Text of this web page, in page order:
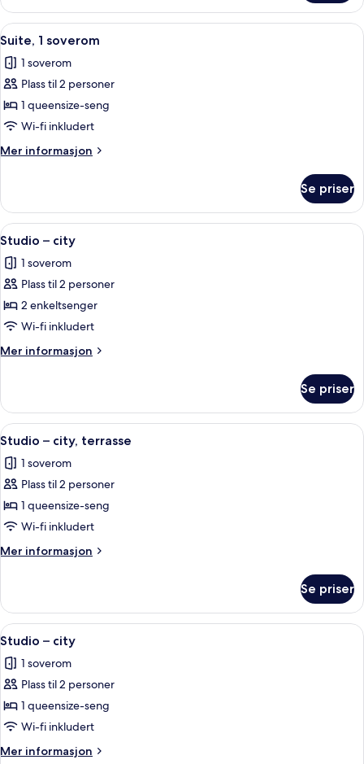
1
soverom,
terrasse
Åpne
alle
bildene
av
Suite,
1
soverom
Skrivebord for bærbar PC,
9
Suite, 1 soverom
1 soverom
Plass til 2 personer
1 queensize-seng
Wi-fi inkludert
Mer informasjon
Mer
1
soverom
Se priser
Åpne
alle
bildene
av
Studio
–
city
Studio – city | Skrivebord for
6
Studio – city
1 soverom
Plass til 2 personer
2 enkeltsenger
Wi-fi inkludert
Mer informasjon
Mer
–
city
Se priser
Åpne
alle
bildene
av
Studio
–
city,
terrasse
Studio – city, terrasse | Skrivebord
9
Studio – city, terrasse
1 soverom
Plass til 2 personer
1 queensize-seng
Wi-fi inkludert
Mer informasjon
Mer
–
city,
terrasse
Se priser
Åpne
alle
bildene
av
Studio
–
city
Skrivebord for bærbar PC,
5
Studio – city
1 soverom
Plass til 2 personer
1 queensize-seng
Wi-fi inkludert
Mer informasjon
Mer